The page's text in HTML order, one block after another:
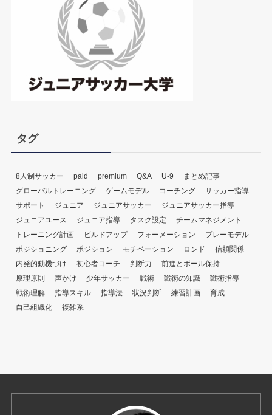
タグ
8人制サッカー paid premium Q&A U-9
まとめ記事
グローバルトレーニング
ゲームモデル コーチング
サッカー指導
サポート
ジュニア ジュニアサッカー
ジュニアサッカー指導
ジュニアユース
ジュニア指導 タスク設定
チームマネジメント
トレーニング計画
ビルドアップ フォーメーション
プレーモデル
ポジショニング
ポジション モチベーション ロンド
信頼関係
内発的動機づけ
初心者コーチ 判断力
前進とボール保持
原理原則
声かけ 少年サッカー 戦術 戦術の知識
戦術指導
戦術理解
指導スキル 指導法 状況判断 練習計画
育成
自己組織化
複雑系